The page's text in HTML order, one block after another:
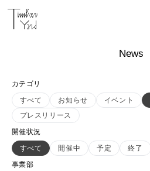
News
カテゴリ
すべて
お知らせ イベント
プレスリリース
開催状況
すべて
開催中 予定
終了
事業部